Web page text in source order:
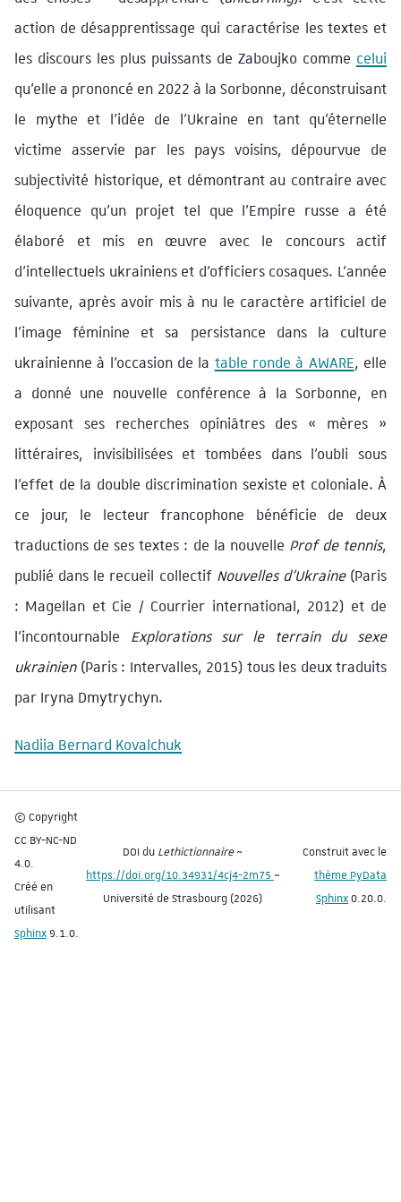
action de désapprentissage qui caractérise les textes et
les discours les plus puissants de Zaboujko comme celui
qu’elle a prononcé en 2022 à la Sorbonne, déconstruisant
le mythe et l’idée de l’Ukraine en tant qu’éternelle
victime asservie par les pays voisins, dépourvue de
subjectivité historique, et démontrant au contraire avec
éloquence qu’un projet tel que l’Empire russe a été
élaboré et mis en œuvre avec le concours actif
d’intellectuels ukrainiens et d’officiers cosaques. L’année
suivante, après avoir mis à nu le caractère artificiel de
l’image féminine et sa persistance dans la culture
ukrainienne à l’occasion de la table ronde à AWARE, elle
a donné une nouvelle conférence à la Sorbonne, en
exposant ses recherches opiniâtres des « mères »
littéraires, invisibilisées et tombées dans l’oubli sous
l’effet de la double discrimination sexiste et coloniale. À
ce jour, le lecteur francophone bénéficie de deux
traductions de ses textes : de la nouvelle Prof de tennis,
publié dans le recueil collectif Nouvelles d‘Ukraine(Paris
: Magellan et Cie / Courrier international, 2012) et de
l’incontournable Explorations sur le terrain du sexe
ukrainien(Paris : Intervalles, 2015) tous les deux traduits
par Iryna Dmytrychyn.
Nadiia Bernard Kovalchuk
© Copyright
CC BY-NC-ND
4.0.
Créé en
utilisant
Sphinx9.1.0.
DOI du Lethictionnaire~
https://doi.org/10.34931/4cj4-2m75 ~
Université de Strasbourg (2026)
Construit avec le
thème PyData
Sphinx0.20.0.